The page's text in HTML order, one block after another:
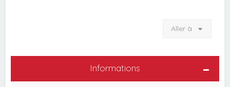
Aller à
Informations